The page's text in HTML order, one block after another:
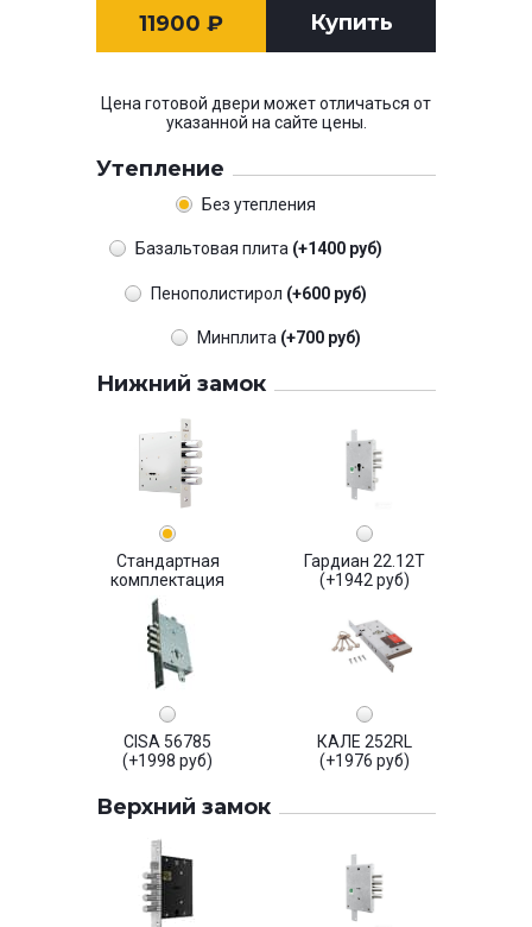
11900 ₽ Купить
Цена готовой двери может отличаться от
указанной на сайте цены.
Утепление
Без утепления
Базальтовая плита (+1400 руб)
Пенополистирол (+600 руб)
Минплита (+700 руб)
Нижний замок
Стандартная
комплектация
Гардиан 22.12Т
(+1942 руб)
CISA 56785
(+1998 руб)
КАЛЕ 252RL
(+1976 руб)
Верхний замок